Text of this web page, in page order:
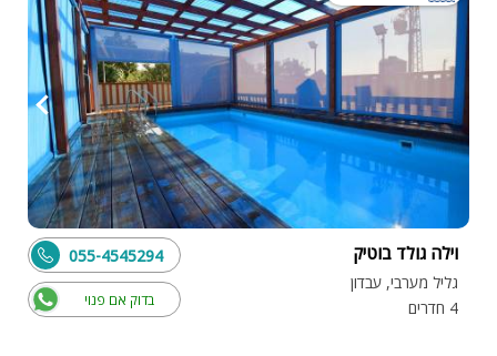
וילה גולד בוטיק
גליל מערבי, עבדון
4 חדרים
בדוק אם פנוי
055-4545294